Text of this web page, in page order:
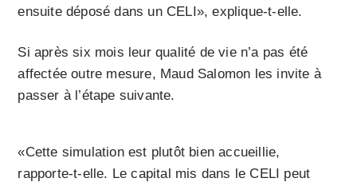
ensuite déposé dans un CELI», explique-t-elle.
Si après six mois leur qualité de vie n’a pas été
affectée outre mesure, Maud Salomon les invite à
passer à l’étape suivante.
«Cette simulation est plutôt bien accueillie,
rapporte-t-elle. Le capital mis dans le CELI peut